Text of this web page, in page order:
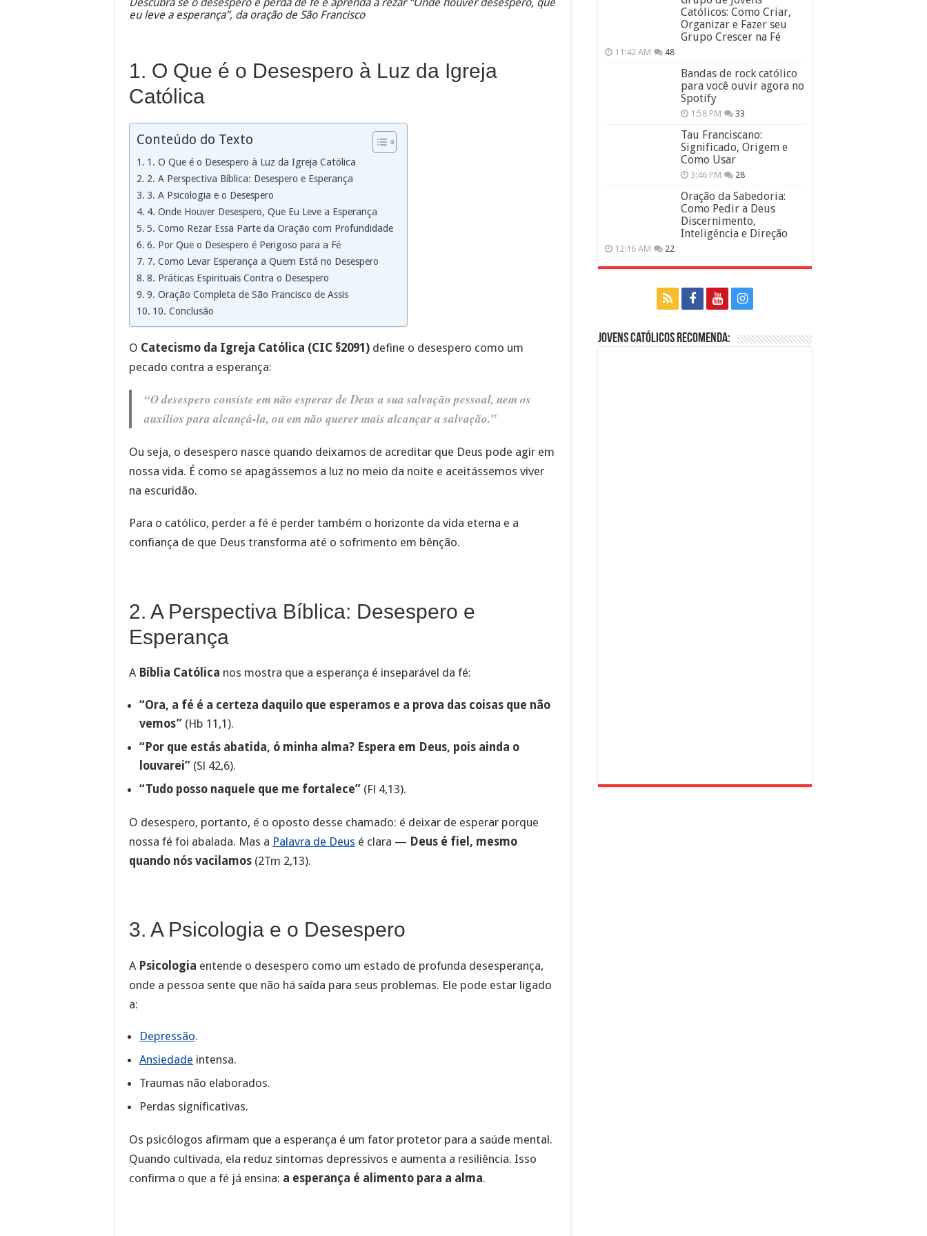
eu leve a esperança”, da oração de São Francisco
1. O Que é o Desespero à Luz da Igreja
Católica
Conteúdo do Texto
1. O Que é o Desespero à Luz da Igreja Católica
2. A Perspectiva Bíblica: Desespero e Esperança
3. A Psicologia e o Desespero
4. Onde Houver Desespero, Que Eu Leve a Esperança
5. Como Rezar Essa Parte da Oração com Profundidade
6. Por Que o Desespero é Perigoso para a Fé
7. Como Levar Esperança a Quem Está no Desespero
8. Práticas Espirituais Contra o Desespero
9. Oração Completa de São Francisco de Assis
10. Conclusão
O Catecismo da Igreja Católica (CIC §2091) define o desespero como um
pecado contra a esperança:
“O desespero consiste em não esperar de Deus a sua salvação pessoal, nem os
auxílios para alcançá-la, ou em não querer mais alcançar a salvação.”
Ou seja, o desespero nasce quando deixamos de acreditar que Deus pode agir em
nossa vida. É como se apagássemos a luz no meio da noite e aceitássemos viver
na escuridão.
Para o católico, perder a fé é perder também o horizonte da vida eterna e a
confiança de que Deus transforma até o sofrimento em bênção.
2. A Perspectiva Bíblica: Desespero e
Esperança
A Bíblia Católica nos mostra que a esperança é inseparável da fé:
“Ora, a fé é a certeza daquilo que esperamos e a prova das coisas que não
vemos” (Hb 11,1).
“Por que estás abatida, ó minha alma? Espera em Deus, pois ainda o
louvarei” (Sl 42,6).
“Tudo posso naquele que me fortalece” (Fl 4,13).
O desespero, portanto, é o oposto desse chamado: é deixar de esperar porque
nossa fé foi abalada. Mas a Palavra de Deus é clara — Deus é fiel, mesmo
quando nós vacilamos (2Tm 2,13).
3. A Psicologia e o Desespero
A Psicologia entende o desespero como um estado de profunda desesperança,
onde a pessoa sente que não há saída para seus problemas. Ele pode estar ligado
a:
Depressão.
Ansiedade intensa.
Traumas não elaborados.
Perdas significativas.
Os psicólogos afirmam que a esperança é um fator protetor para a saúde mental.
Quando cultivada, ela reduz sintomas depressivos e aumenta a resiliência. Isso
confirma o que a fé já ensina: a esperança é alimento para a alma.
Católicos: Como Criar,
Organizar e Fazer seu
Grupo Crescer na Fé
11:42 AM 48
Bandas de rock católico
para você ouvir agora no
Spotify
1:58 PM 33
Tau Franciscano:
Significado, Origem e
Como Usar
3:46 PM 28
Oração da Sabedoria:
Como Pedir a Deus
Discernimento,
Inteligência e Direção
12:16 AM 22
Jovens Católicos Recomenda: